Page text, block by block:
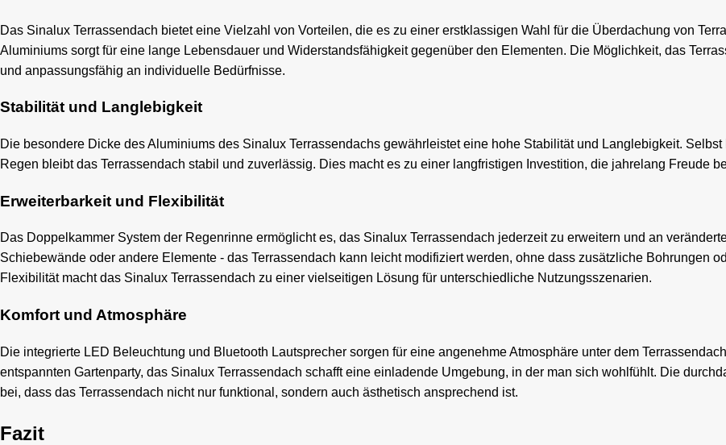
Das Sinalux Terrassendach bietet eine Vielzahl von Vorteilen, die es zu einer erstklassigen Wahl für die Überdachung von
Aluminiums sorgt für eine lange Lebensdauer und Widerstandsfähigkeit gegenüber den Elementen. Die Möglichkeit, das
und anpassungsfähig an individuelle Bedürfnisse.
Stabilität und Langlebigkeit
Die besondere Dicke des Aluminiums des Sinalux Terrassendachs gewährleistet eine hohe Stabilität und Langlebigkeit.
Regen bleibt das Terrassendach stabil und zuverlässig. Dies macht es zu einer langfristigen Investition, die jahrelang Freude
Erweiterbarkeit und Flexibilität
Das Doppelkammer System der Regenrinne ermöglicht es, das Sinalux Terrassendach jederzeit zu erweitern und an
Schiebewände oder andere Elemente - das Terrassendach kann leicht modifiziert werden, ohne dass zusätzliche Bohrungen
Flexibilität macht das Sinalux Terrassendach zu einer vielseitigen Lösung für unterschiedliche Nutzungsszenarien.
Komfort und Atmosphäre
Die integrierte LED Beleuchtung und Bluetooth Lautsprecher sorgen für eine angenehme Atmosphäre unter dem
entspannten Gartenparty, das Sinalux Terrassendach schafft eine einladende Umgebung, in der man sich wohlfühlt. Die
bei, dass das Terrassendach nicht nur funktional, sondern auch ästhetisch ansprechend ist.
Fazit